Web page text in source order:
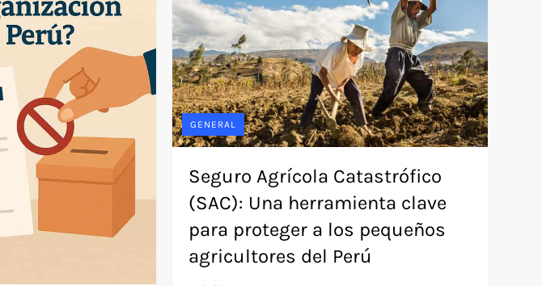
GENERAL
Seguro Agrícola Catastrófico
(SAC): Una herramienta clave
para proteger a los pequeños
agricultores del Perú